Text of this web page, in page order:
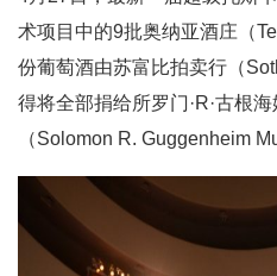
术项目中的9批奥纳亚酒庄（
份葡萄酒由苏富比拍卖行（
得将全部捐给所罗门·R·古根
（Solomon R. Guggenheim